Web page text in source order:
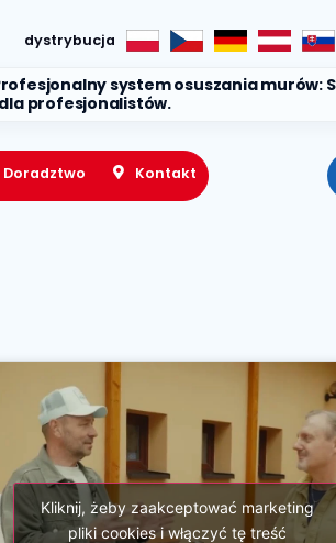
dystrybucja
system osuszania murów:
profesjonalistów.
Doradztwo Kontakt
Kliknij, żeby zaakceptować marketing
pliki cookies i włączyć tę treść